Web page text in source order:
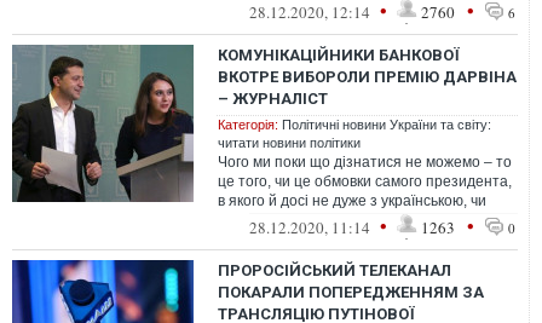
президента. Адже саме інтерв’ю є
28.12.2020, 12:14 • 2760 • 6
КОМУНІКАЦІЙНИКИ БАНКОВОЇ
ВКОТРЕ ВИБОРОЛИ ПРЕМІЮ ДАРВІНА
– ЖУРНАЛІСТ
Категорія: Політичні новини України та світу:
читати новини політики
Чого ми поки що дізнатися не можемо – то
це того, чи це обмовки самого президента,
в якого й досі не дуже з українською, чи
"труднощі" перекладу з рос...
28.12.2020, 11:14 • 1263 • 0
ПРОРОСІЙСЬКИЙ ТЕЛЕКАНАЛ
ПОКАРАЛИ ПОПЕРЕДЖЕННЯМ ЗА
ТРАНСЛЯЦІЮ ПУТІНОВОЇ